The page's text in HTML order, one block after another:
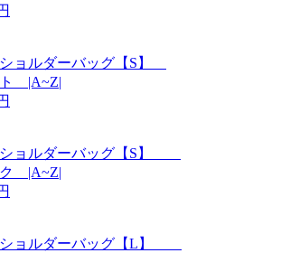
ョルダーバッグ【S】
ト |A~Z|
ショルダーバッグ【S】
ク |A~Z|
ショルダーバッグ【L】